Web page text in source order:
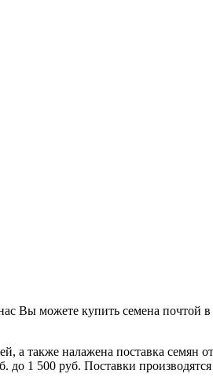
Вы можете купить семена почтой
а также налажена поставка
1 500 руб. Поставки производятся